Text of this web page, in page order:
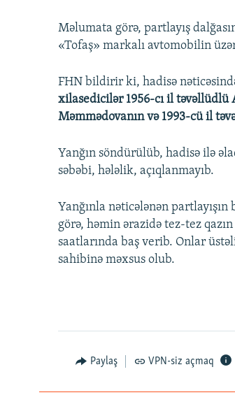
Məlumata görə, partlayış
«Tofaş» markalı avtomobilin
FHN bildirir ki, hadisə
xilasedicilər 1956-cı il təvəllüdlü
Məmmədovanın və 1993-cü il
Yanğın söndürülüb, hadisə ilə
səbəbi, hələlik, açıqlanmayıb.
Yanğınla nəticələnən
görə, həmin ərazidə tez-tez
saatlarında baş verib. Onlar
sahibinə məxsus olub.
Paylaş VPN-siz açmaq